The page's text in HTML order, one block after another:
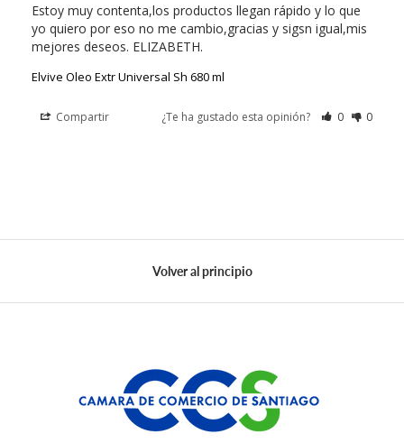
Estoy muy contenta,los productos llegan rápido y lo que
yo quiero por eso no me cambio,gracias y sigsn igual,mis
mejores deseos. ELIZABETH.
Elvive Oleo Extr Universal Sh 680 ml
Compartir ¿Te ha gustado esta opinión? 0 0
Volver al principio